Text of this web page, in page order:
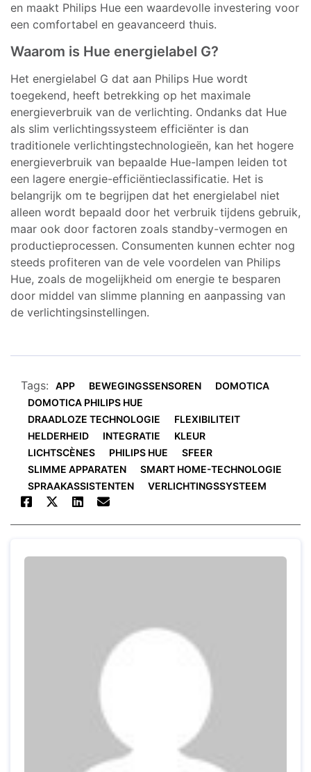
en maakt Philips Hue een waardevolle investering voor
een comfortabel en geavanceerd thuis.
Waarom is Hue energielabel G?
Het energielabel G dat aan Philips Hue wordt
toegekend, heeft betrekking op het maximale
energieverbruik van de verlichting. Ondanks dat Hue
als slim verlichtingssysteem efficiënter is dan
traditionele verlichtingstechnologieën, kan het hogere
energieverbruik van bepaalde Hue-lampen leiden tot
een lagere energie-efficiëntieclassificatie. Het is
belangrijk om te begrijpen dat het energielabel niet
alleen wordt bepaald door het verbruik tijdens gebruik,
maar ook door factoren zoals standby-vermogen en
productieprocessen. Consumenten kunnen echter nog
steeds profiteren van de vele voordelen van Philips
Hue, zoals de mogelijkheid om energie te besparen
door middel van slimme planning en aanpassing van
de verlichtingsinstellingen.
Tags: APP BEWEGINGSSENSOREN
DOMOTICA
DOMOTICA PHILIPS HUE
DRAADLOZE TECHNOLOGIE
FLEXIBILITEIT
HELDERHEID
INTEGRATIE
KLEUR
LICHTSCÈNES
PHILIPS HUE
SFEER
SLIMME APPARATEN
SMART HOME-TECHNOLOGIE
SPRAAKASSISTENTEN
VERLICHTINGSSYSTEEM